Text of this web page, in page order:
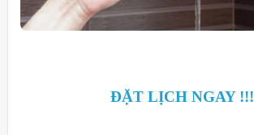
ĐẶT LỊCH NGAY !!!